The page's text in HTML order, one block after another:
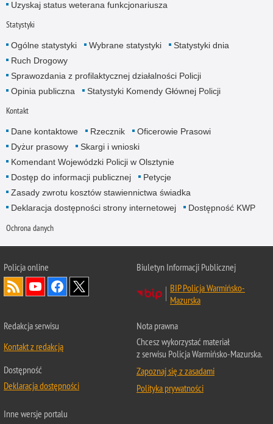
Uzyskaj status weterana funkcjonariusza
Statystyki
Ogólne statystyki Wybrane statystyki
Statystyki dnia
Ruch Drogowy
Sprawozdania z profilaktycznej działalności Policji
Opinia publiczna
Statystyki Komendy Głównej Policji
Kontakt
Dane kontaktowe Rzecznik
Oficerowie Prasowi
Dyżur prasowy
Skargi i wnioski
Komendant Wojewódzki Policji w Olsztynie
Dostęp do informacji publicznej
Petycje
Zasady zwrotu kosztów stawiennictwa świadka
Deklaracja dostępności strony internetowej
Dostępność KWP
Ochrona danych
Policja online
Biuletyn Informacji Publicznej
BIP Policja Warmińsko-
Mazurska
Redakcja serwisu
Kontakt z redakcją
Dostępność
Deklaracja dostępności
Nota prawna
Chcesz wykorzystać materiał
z serwisu Policja Warmińsko-Mazurska.
Zapoznaj się z zasadami
Polityka prywatności
Inne wersje portalu